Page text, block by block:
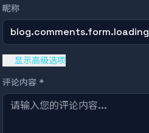
昵称
blog.comments.form.loading
显示高级选项
评论内容 *